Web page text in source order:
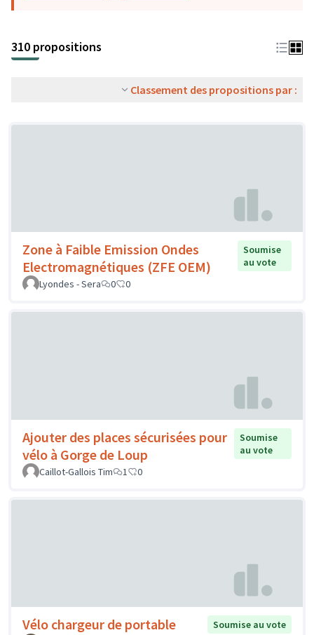
310 propositions
Classement des propositions par :
Zone à Faible Emission Ondes
Electromagnétiques (ZFE OEM)
Soumise
au vote
Lyondes - Sera
0 0
Ajouter des places sécurisées pour
vélo à Gorge de Loup
Soumise
au vote
Caillot-Gallois Tim
1 0
Vélo chargeur de portable
Soumise au vote